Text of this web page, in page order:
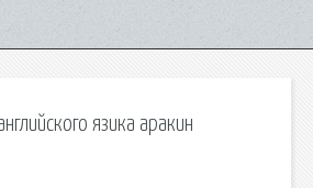
язика аракин